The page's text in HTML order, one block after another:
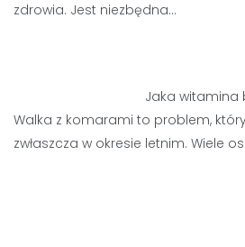
zdrowia. Jest niezbędna…
Jaka witamina
Walka z komarami to problem,
zwłaszcza w okresie letnim. Wiele